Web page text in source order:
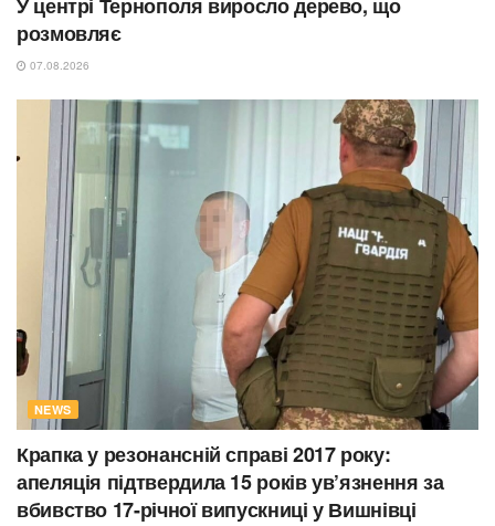
розмовляє
07.08.2026
NEWS
Крапка у резонансній справі 2017 року:
апеляція підтвердила 15 років ув’язнення за
вбивство 17-річної випускниці у Вишнівці